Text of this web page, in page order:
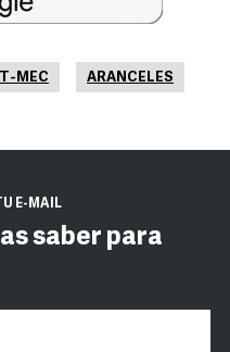
T-MEC ARANCELES
E-MAIL
saber para